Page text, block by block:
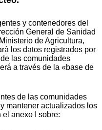
y contenedores del
General de Sanidad
de Agricultura,
los datos registrados por
las comunidades
a través de la «base de
de las comunidades
mantener actualizados los
anexo I sobre: